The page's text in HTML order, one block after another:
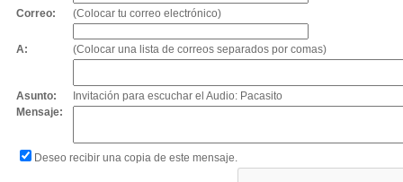
Correo: (Colocar tu correo electrónico)
A: (Colocar una lista de correos separados por comas)
Asunto:
Invitación para escuchar el Audio: Pacasito
Mensaje:
Deseo recibir una copia de este mensaje.